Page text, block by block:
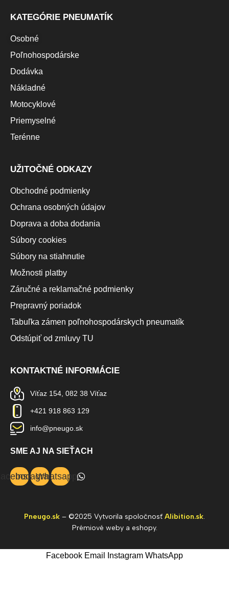
KATEGÓRIE PNEUMATÍK
Osobné
Poľnohospodárske
Dodávka
Nákladné
Motocyklové
Priemyselné
Terénne
UŽITOČNÉ ODKAZY
Obchodné podmienky
Ochrana osobných údajov
Doprava a doba dodania
Súbory cookies
Súbory na stiahnutie
Možnosti platby
Záručné a reklamačné podmienky
Prepravný poriadok
Tabuľka zámen poľnohospodárskych pneumatík
Odstúpiť od zmluvy TU
KONTAKTNÉ INFORMÁCIE
Víťaz 154, 082 38 Víťaz
+421 918 863 129
info@pneugo.sk
SME AJ NA SIEŤACH
Instagram
Whatsapp
Pneugo.sk – ©2025 Vytvorila spoločnosť Alibition.sk.
Prémiové weby a eshopy.
Facebook Email Instagram WhatsApp